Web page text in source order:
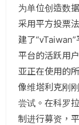
为单位创造数
采用平方投票
建了
平台的活跃用
亚正在使用的
像维塔利克刚
尝试。在科罗
制进行募资，